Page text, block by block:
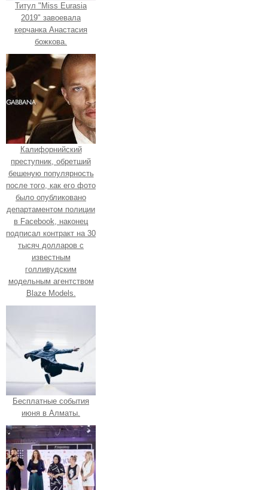
Титул "Miss Eurasia
2019" завоевала
керчанка Анастасия
божкова.
Калифорнийский
преступник, обретший
бешеную популярность
после того, как его фото
было опубликовано
департаментом полиции
в Facebook, наконец
подписал контракт на 30
тысяч долларов с
известным
голливудским
модельным агентством
Blaze Models.
Бесплатные события
июня в Алматы.